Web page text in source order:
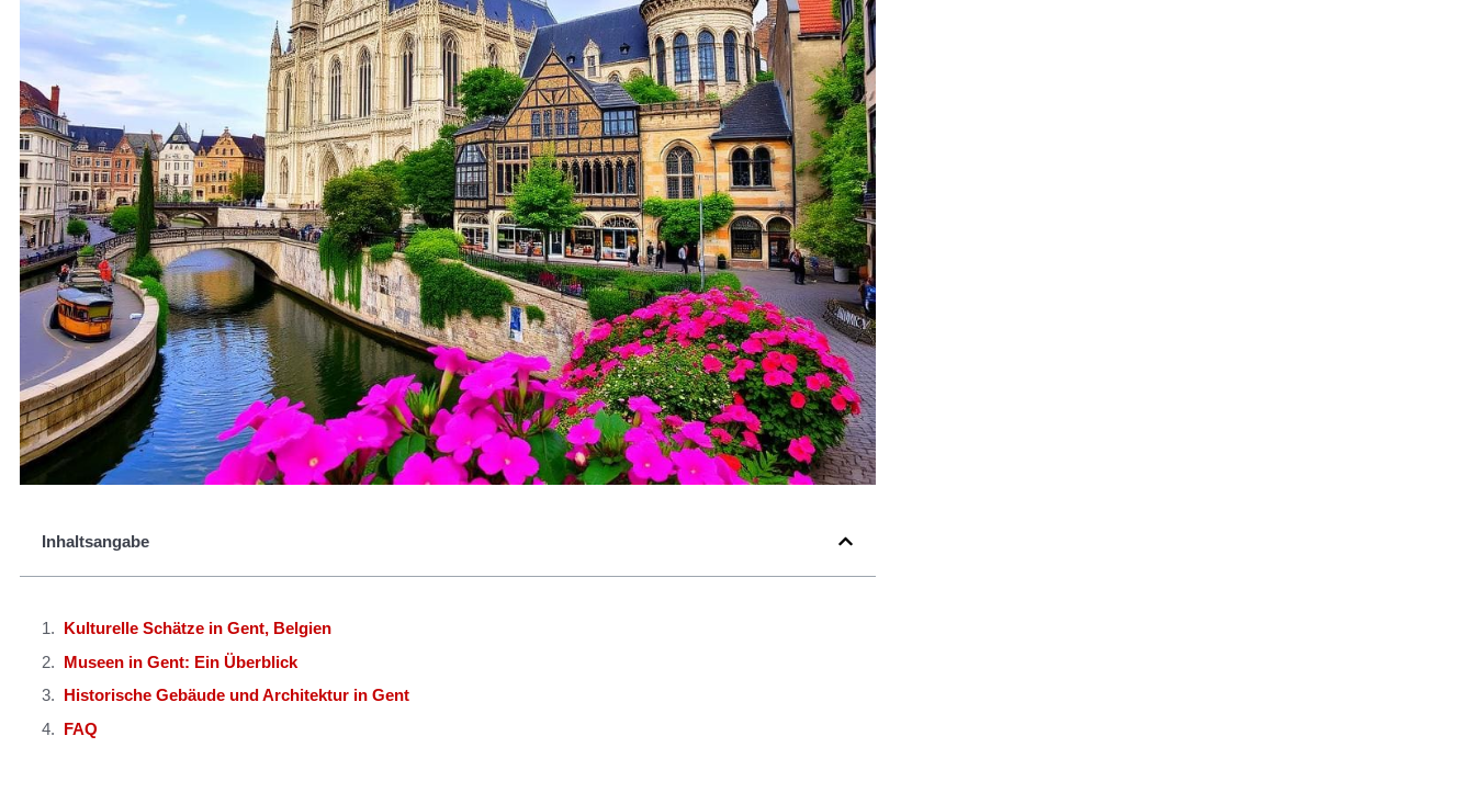
Inhaltsangabe
Kulturelle Schätze in Gent, Belgien
Museen in Gent: Ein Überblick
Historische Gebäude und Architektur in Gent
FAQ